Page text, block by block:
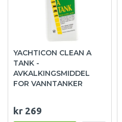
YACHTICON CLEAN A
TANK -
AVKALKINGSMIDDEL
FOR VANNTANKER
kr 269